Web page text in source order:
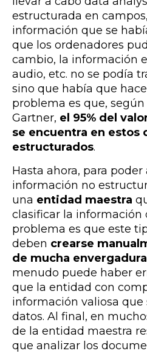
estructurada en
información que se
que los ordenadores
cambio, la información
audio, etc. no se podía
sino que había que
problema es que,
Gartner, el 95% del
se encuentra en estos
estructurados.
Hasta ahora, para poder
información no
una entidad maestra
clasificar la información
problema es que este
deben crearse
de mucha envergadura
menudo puede haber
que la entidad con
información valiosa que
datos. Al final, en
de la entidad maestra
que analizar los